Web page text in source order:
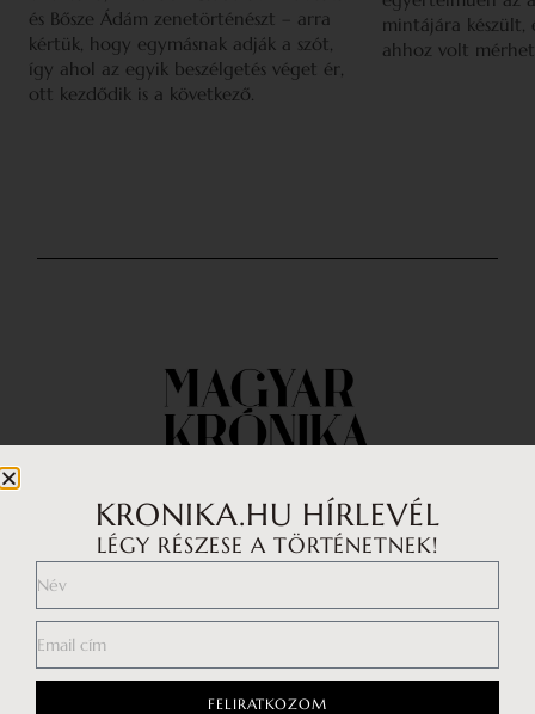
és Bősze Ádám zenetörténészt – arra
kértük, hogy egymásnak adják a szót,
így ahol az egyik beszélgetés véget ér,
ott kezdődik is a következő.
mintájára készült,
ahhoz volt
Impresszum
Általános Szerződési Feltételek
Adatkezelési tájékoztató
KRONIKA.HU HÍRLEVÉL
LÉGY RÉSZESE A TÖRTÉNETNEK!
FELIRATKOZOM